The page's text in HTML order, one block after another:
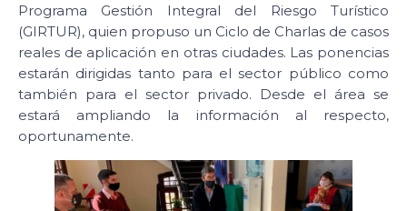
Programa Gestión Integral del Riesgo Turístico
(GIRTUR), quien propuso un Ciclo de Charlas de casos
reales de aplicación en otras ciudades. Las ponencias
estarán dirigidas tanto para el sector público como
también para el sector privado. Desde el área se
estará ampliando la información al respecto,
oportunamente.